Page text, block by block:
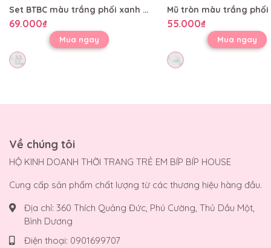
Set BTBC màu trắng phối xanh họa tiết mèo sao hỏa
69.000₫
Mua ngay
55.000₫
Mua ngay
Về chúng tôi
HỘ KINH DOANH THỜI TRANG TRẺ EM BÍP BÍP HOUSE
Cung cấp sản phẩm chất lượng từ các thương hiệu hàng đầu.
Địa chỉ: 360 Thích Quảng Đức, Phú Cường, Thủ Dầu Một,
Bình Dương
Điện thoại: 0901699707